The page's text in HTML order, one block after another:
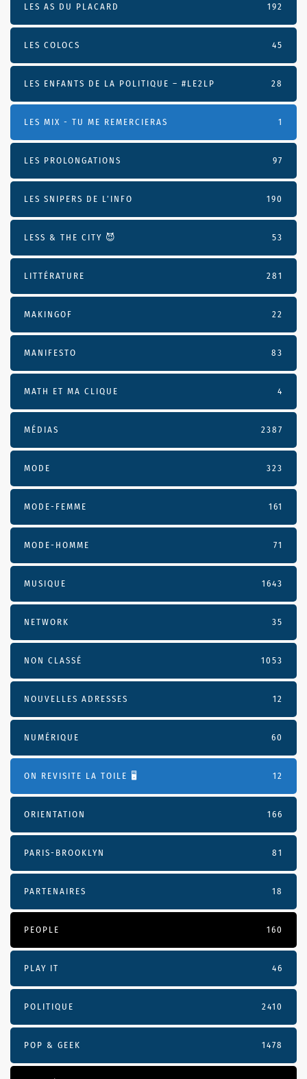
LES AS DU PLACARD 192
LES COLOCS 45
LES ENFANTS DE LA POLITIQUE – #LE2LP 28
LES MIX - TU ME REMERCIERAS 1
LES PROLONGATIONS 97
LES SNIPERS DE L’INFO 190
LESS & THE CITY 😈 53
LITTÉRATURE 281
MAKINGOF 22
MANIFESTO 83
MATH ET MA CLIQUE 4
MÉDIAS 2387
MODE 323
MODE-FEMME 161
MODE-HOMME 71
MUSIQUE 1643
NETWORK 35
NON CLASSÉ 1053
NOUVELLES ADRESSES 12
NUMÉRIQUE 60
ON REVISITE LA TOILE 🖥️ 12
ORIENTATION 166
PARIS-BROOKLYN 81
PARTENAIRES 18
PEOPLE 160
PLAY IT 46
POLITIQUE 2410
POP & GEEK 1478